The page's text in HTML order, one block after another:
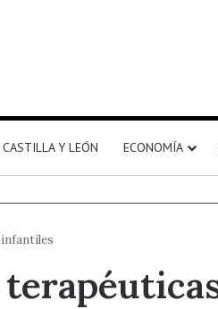
CASTILLA Y LEÓN ECONOMÍA